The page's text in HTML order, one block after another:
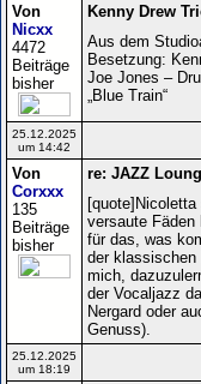
Von
Nicxx
4472
Beiträge
bisher
Kenny Drew
Aus dem
Besetzung:
Joe Jones –
„Blue Train“
25.12.2025
um 14:42
Von
Corxxx
135
Beiträge
bisher
re: JAZZ
versaute Fäden
für das, was
der klassischen
mich,
der Vocaljazz
Nergard oder
Genuss).
25.12.2025
um 18:19